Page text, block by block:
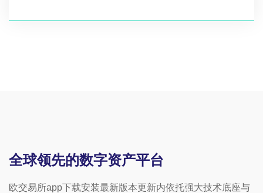
全球领先的数字资产平台
欧交易所app下载安装最新版本更新内依托强大技术底座与